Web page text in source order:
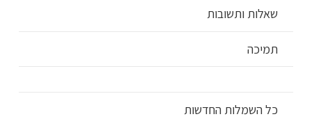
שאלות ותשובות
תמיכה
כל השמלות החדשות